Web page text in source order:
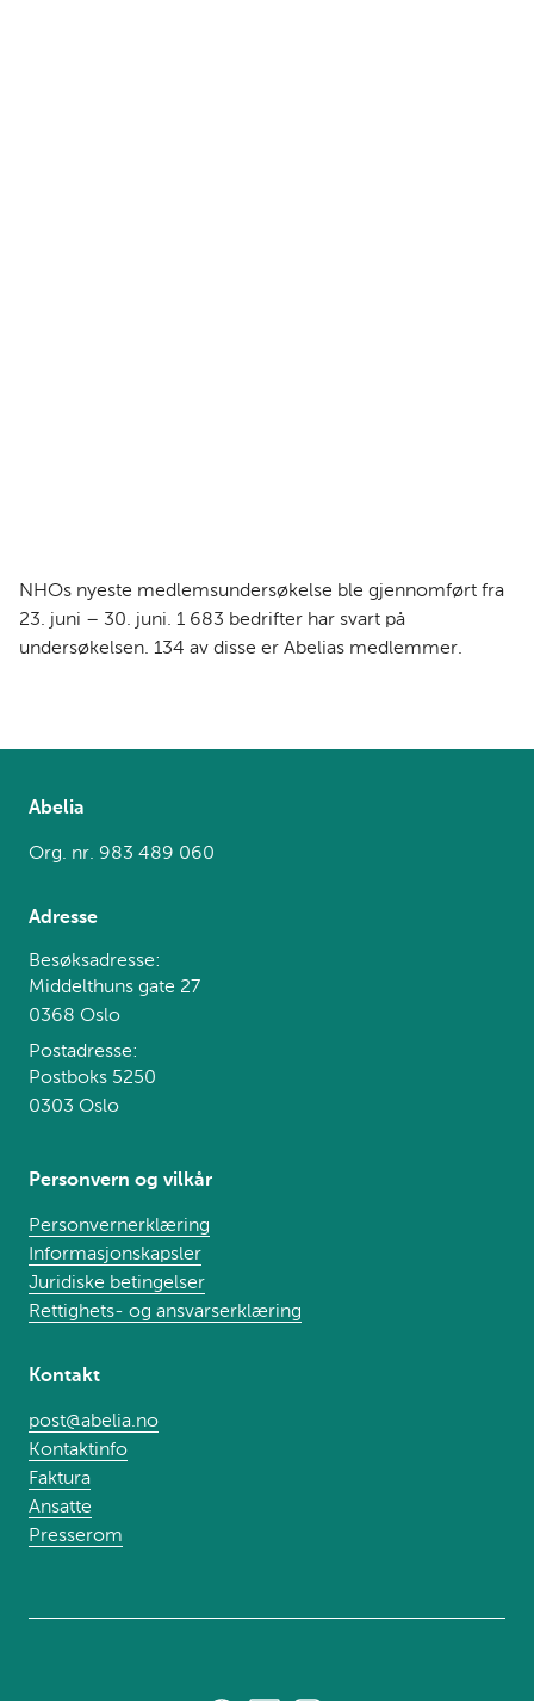
NHOs nyeste medlemsundersøkelse ble gjennomført fra
23. juni – 30. juni. 1 683 bedrifter har svart på
undersøkelsen. 134 av disse er Abelias medlemmer.
Abelia
Org. nr. 983 489 060
Adresse
Besøksadresse:
Middelthuns gate 27
0368 Oslo
Postadresse:
Postboks 5250
0303 Oslo
Personvern og vilkår
Personvernerklæring
Informasjonskapsler
Juridiske betingelser
Rettighets- og ansvarserklæring
Kontakt
post@abelia.no
Kontaktinfo
Faktura
Ansatte
Presserom